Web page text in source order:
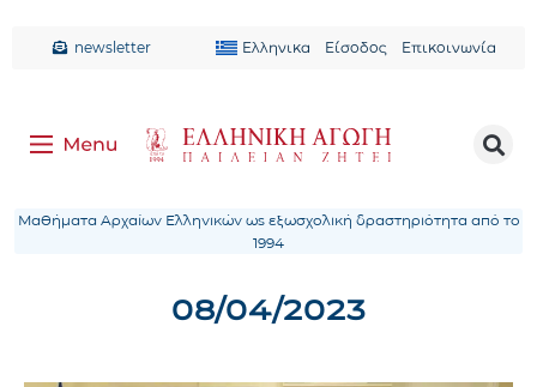
newsletter Ελληνικα Είσοδος Επικοινωνία
Μαθήματα Αρχαίων Ελληνικών ως εξωσχολική δραστηριότητα από το
1994
08/04/2023